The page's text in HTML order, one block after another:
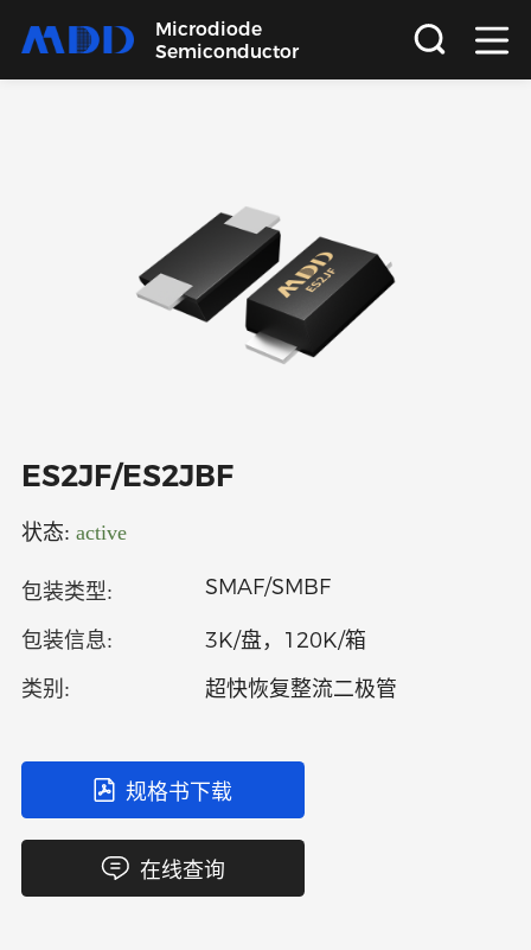
Microdiode
Semiconductor
关于
语言
ES2JF/ES2JBF
状态: active
包装类型: SMAF/SMBF
包装信息: 3K/盘，120K/箱
类别: 超快恢复整流二极管
规格书下载
在线查询